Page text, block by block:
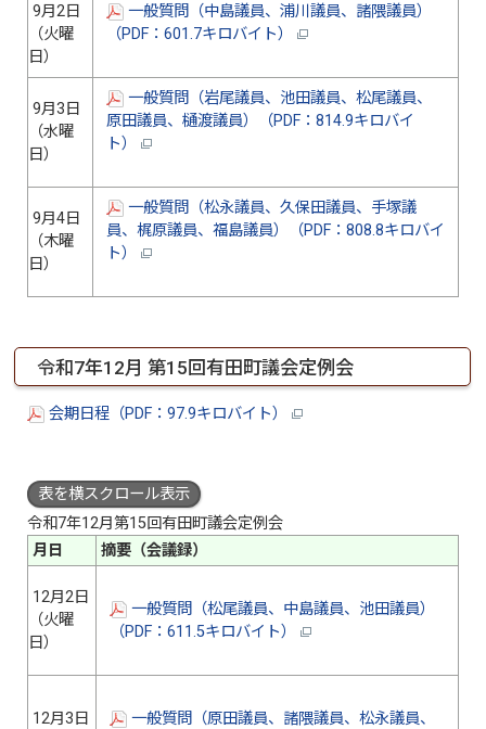
9月2日
（火曜
日）
一般質問（中島議員、浦川議員、諸隈議員）
（PDF：601.7キロバイト）
9月3日
（水曜
日）
一般質問（岩尾議員、池田議員、松尾議員、
原田議員、樋渡議員）（PDF：814.9キロバイ
ト）
9月4日
（木曜
日）
一般質問（松永議員、久保田議員、手塚議
員、梶原議員、福島議員）（PDF：808.8キロバイ
ト）
令和7年12月 第15回有田町議会定例会
会期日程（PDF：97.9キロバイト）
表を横スクロール表示
令和7年12月第15回有田町議会定例会
月日
摘要（会議録）
12月2日
（火曜
日）
一般質問（松尾議員、中島議員、池田議員）
（PDF：611.5キロバイト）
12月3日
一般質問（原田議員、諸隈議員、松永議員、